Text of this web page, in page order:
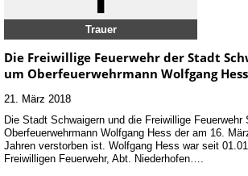
Trauer
Die Freiwillige Feuerwehr der Stadt
um Oberfeuerwehrmann Wolfgang Hess
21. März 2018
Die Stadt Schwaigern und die Freiwillige Feuerwehr
Oberfeuerwehrmann Wolfgang Hess der am 16.
Jahren verstorben ist. Wolfgang Hess war seit
Freiwilligen Feuerwehr, Abt. Niederhofen….